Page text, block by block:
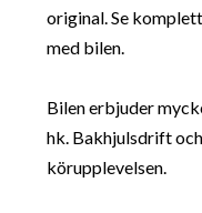
original. Se
med bilen.
Bilen erbjuder
hk. Bakhjulsdrift
körupplevelsen.